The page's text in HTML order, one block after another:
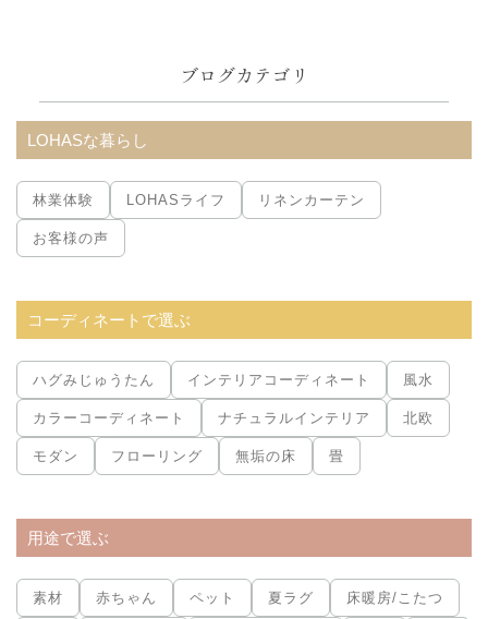
ブログカテゴリ
LOHASな暮らし
林業体験 LOHASライフ リネンカーテン
お客様の声
コーディネートで選ぶ
ハグみじゅうたん インテリアコーディネート 風水
カラーコーディネート ナチュラルインテリア 北欧
モダン フローリング 無垢の床 畳
用途で選ぶ
素材 赤ちゃん ペット 夏ラグ 床暖房/こたつ